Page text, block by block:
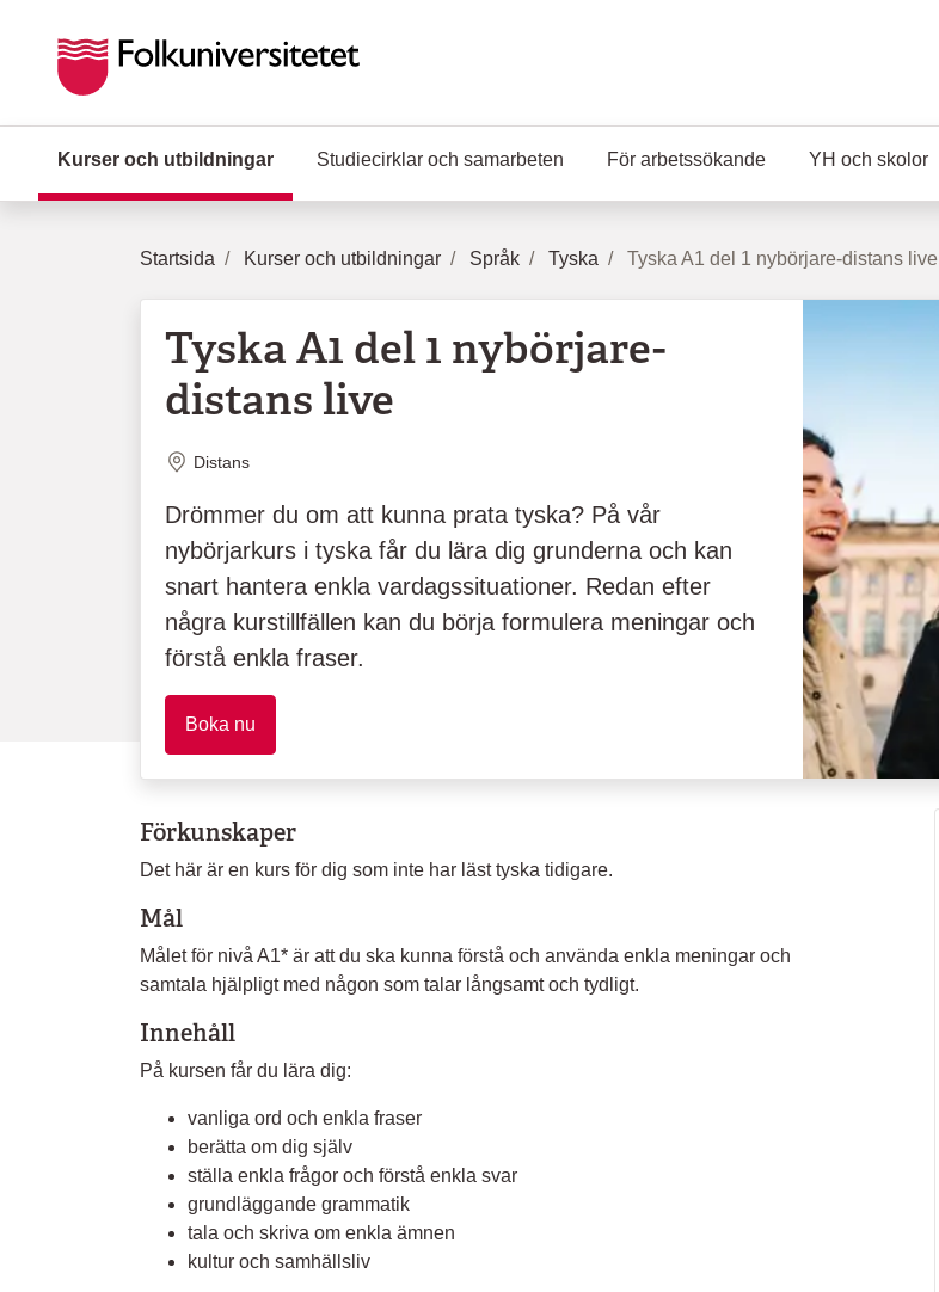
Kurser och utbildningar (Aktuell sida)
Studiecirklar och samarbeten För arbetssökande YH och skolor
Startsida Kurser och utbildningar Språk Tyska Tyska A1 del 1 nybörjare-distans live
Tyska A1 del 1 nybörjare-
distans live
Plats
Distans
Drömmer du om att kunna prata tyska? På vår
nybörjarkurs i tyska får du lära dig grunderna och kan
snart hantera enkla vardagssituationer. Redan efter
några kurstillfällen kan du börja formulera meningar och
förstå enkla fraser.
Boka nu
Förkunskaper
Det här är en kurs för dig som inte har läst tyska tidigare.
Mål
Målet för nivå A1* är att du ska kunna förstå och använda enkla meningar och
samtala hjälpligt med någon som talar långsamt och tydligt.
Innehåll
På kursen får du lära dig:
vanliga ord och enkla fraser
berätta om dig själv
ställa enkla frågor och förstå enkla svar
grundläggande grammatik
tala och skriva om enkla ämnen
kultur och samhällsliv